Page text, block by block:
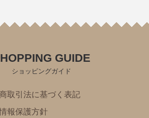
GUIDE
ショッピングガイド
取引法に基づく表記
報保護方針